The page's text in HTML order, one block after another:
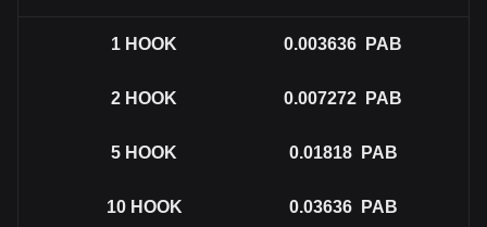
1 HOOK 0.003636 PAB
2 HOOK 0.007272 PAB
5 HOOK 0.01818 PAB
10 HOOK 0.03636 PAB